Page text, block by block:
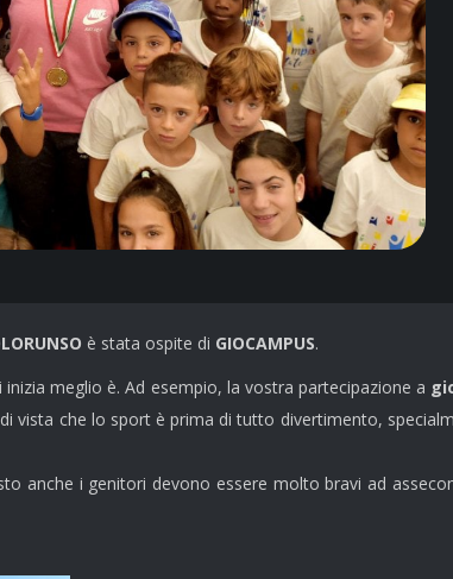
è stata ospite di GIOCAMPUS.
meglio è. Ad esempio, la vostra partecipazione a
che lo sport è prima di tutto divertimento,
anche i genitori devono essere molto bravi ad